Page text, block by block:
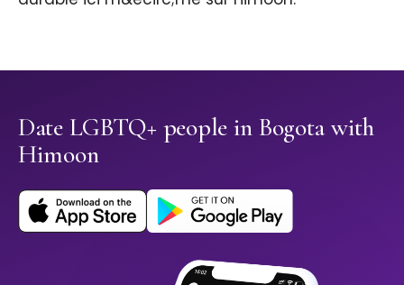
Date LGBTQ+ people in Bogota with
Himoon